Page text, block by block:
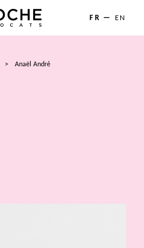
FR EN
> Anaël André